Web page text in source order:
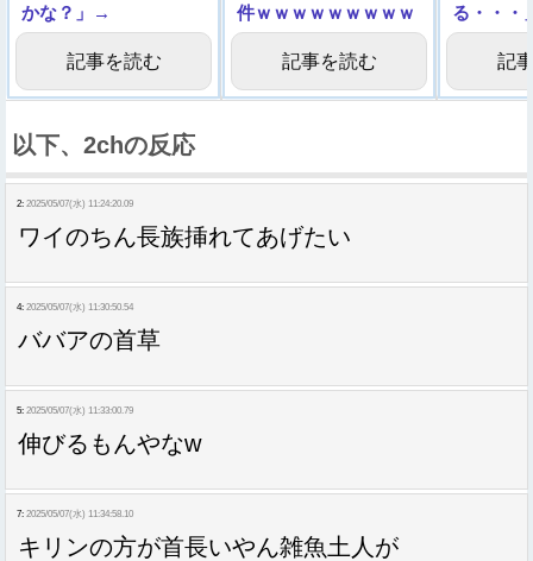
かな？」→
記事を読む
件ｗｗｗｗｗｗｗｗｗ
記事を読む
る・・・
1000万回
記
以下、2chの反応
2: 2025/05/07(水) 11:24:20.09
ワイのちん長族挿れてあげたい
4: 2025/05/07(水) 11:30:50.54
ババアの首草
5: 2025/05/07(水) 11:33:00.79
伸びるもんやなw
7: 2025/05/07(水) 11:34:58.10
キリンの方が首長いやん雑魚土人が